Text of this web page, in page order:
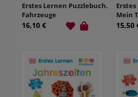
Erstes Lernen Puzzlebuch.
Fahrzeuge
16,10 €
Mein
15,50